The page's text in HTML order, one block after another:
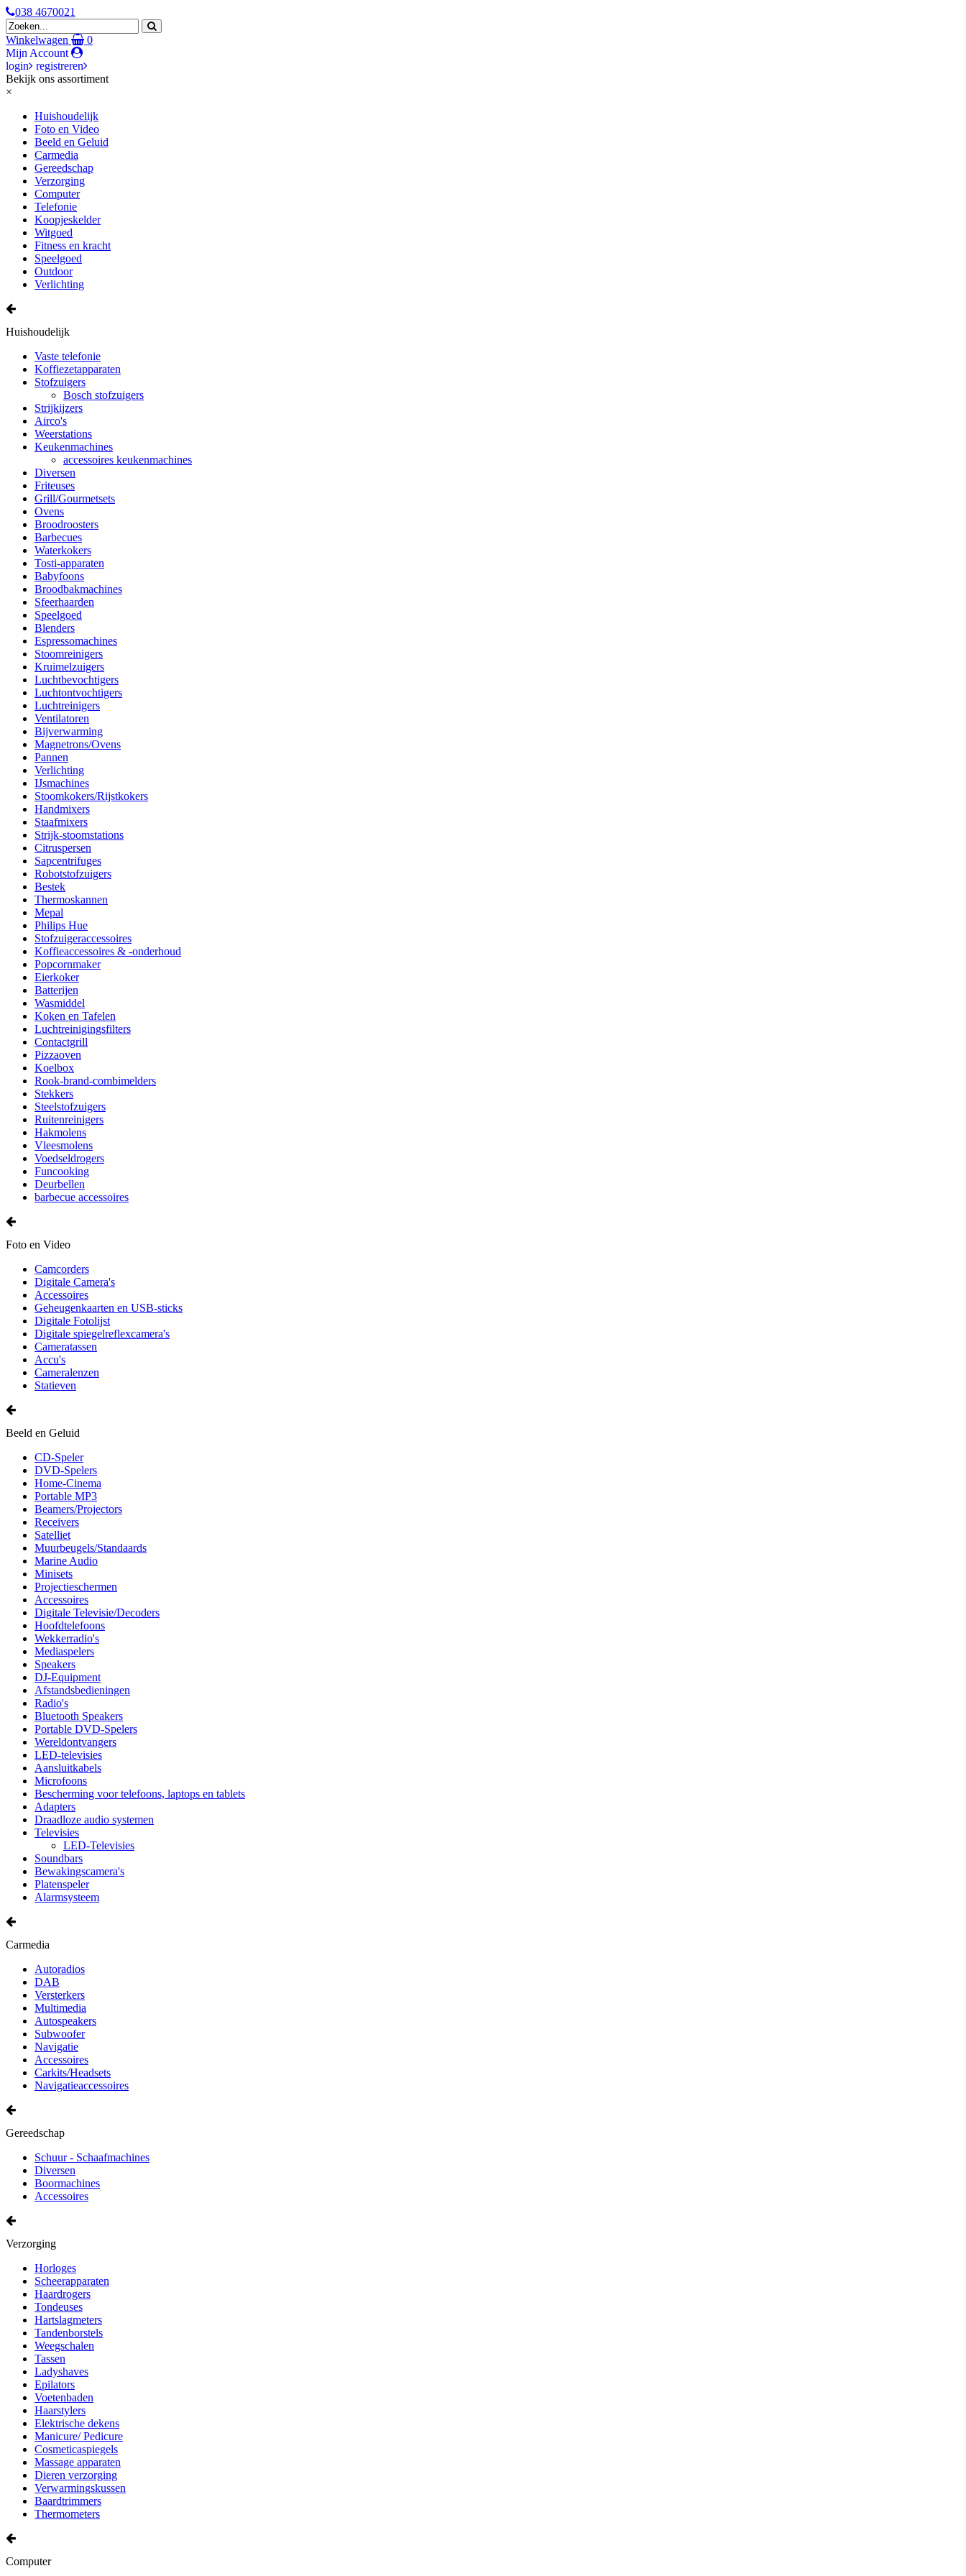
038 4670021
Winkelwagen
0
Mijn Account
login
registreren
Bekijk ons assortiment
×
Huishoudelijk
Foto en Video
Beeld en Geluid
Carmedia
Gereedschap
Verzorging
Computer
Telefonie
Koopjeskelder
Witgoed
Fitness en kracht
Speelgoed
Outdoor
Verlichting
Huishoudelijk
Vaste telefonie
Koffiezetapparaten
Stofzuigers
Bosch stofzuigers
Strijkijzers
Airco's
Weerstations
Keukenmachines
accessoires keukenmachines
Diversen
Friteuses
Grill/Gourmetsets
Ovens
Broodroosters
Barbecues
Waterkokers
Tosti-apparaten
Babyfoons
Broodbakmachines
Sfeerhaarden
Speelgoed
Blenders
Espressomachines
Stoomreinigers
Kruimelzuigers
Luchtbevochtigers
Luchtontvochtigers
Luchtreinigers
Ventilatoren
Bijverwarming
Magnetrons/Ovens
Pannen
Verlichting
IJsmachines
Stoomkokers/Rijstkokers
Handmixers
Staafmixers
Strijk-stoomstations
Citruspersen
Sapcentrifuges
Robotstofzuigers
Bestek
Thermoskannen
Mepal
Philips Hue
Stofzuigeraccessoires
Koffieaccessoires & -onderhoud
Popcornmaker
Eierkoker
Batterijen
Wasmiddel
Koken en Tafelen
Luchtreinigingsfilters
Contactgrill
Pizzaoven
Koelbox
Rook-brand-combimelders
Stekkers
Steelstofzuigers
Ruitenreinigers
Hakmolens
Vleesmolens
Voedseldrogers
Funcooking
Deurbellen
barbecue accessoires
Foto en Video
Camcorders
Digitale Camera's
Accessoires
Geheugenkaarten en USB-sticks
Digitale Fotolijst
Digitale spiegelreflexcamera's
Cameratassen
Accu's
Cameralenzen
Statieven
Beeld en Geluid
CD-Speler
DVD-Spelers
Home-Cinema
Portable MP3
Beamers/Projectors
Receivers
Satelliet
Muurbeugels/Standaards
Marine Audio
Minisets
Projectieschermen
Accessoires
Digitale Televisie/Decoders
Hoofdtelefoons
Wekkerradio's
Mediaspelers
Speakers
DJ-Equipment
Afstandsbedieningen
Radio's
Bluetooth Speakers
Portable DVD-Spelers
Wereldontvangers
LED-televisies
Aansluitkabels
Microfoons
Bescherming voor telefoons, laptops en tablets
Adapters
Draadloze audio systemen
Televisies
LED-Televisies
Soundbars
Bewakingscamera's
Platenspeler
Alarmsysteem
Carmedia
Autoradios
DAB
Versterkers
Multimedia
Autospeakers
Subwoofer
Navigatie
Accessoires
Carkits/Headsets
Navigatieaccessoires
Gereedschap
Schuur - Schaafmachines
Diversen
Boormachines
Accessoires
Verzorging
Horloges
Scheerapparaten
Haardrogers
Tondeuses
Hartslagmeters
Tandenborstels
Weegschalen
Tassen
Ladyshaves
Epilators
Voetenbaden
Haarstylers
Elektrische dekens
Manicure/ Pedicure
Cosmeticaspiegels
Massage apparaten
Dieren verzorging
Verwarmingskussen
Baardtrimmers
Thermometers
Computer